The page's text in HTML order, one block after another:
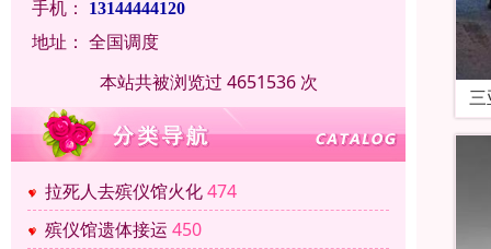
手机：
13144444120
地址： 全国调度
本站共被浏览过 4651536 次
拉死人去殡仪馆火化474
殡仪馆遗体接运 450
三